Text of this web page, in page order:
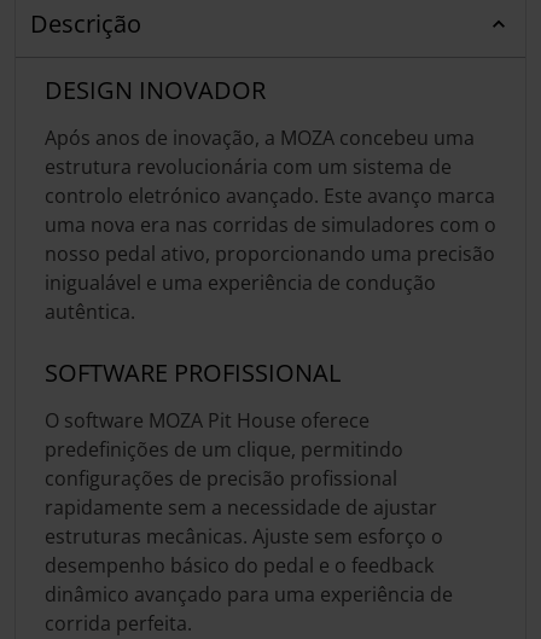
Descrição
DESIGN INOVADOR
Após anos de inovação, a MOZA concebeu uma
estrutura revolucionária com um sistema de
controlo eletrónico avançado. Este avanço marca
uma nova era nas corridas de simuladores com o
nosso pedal ativo, proporcionando uma precisão
inigualável e uma experiência de condução
autêntica.
SOFTWARE PROFISSIONAL
O software MOZA Pit House oferece
predefinições de um clique, permitindo
configurações de precisão profissional
rapidamente sem a necessidade de ajustar
estruturas mecânicas. Ajuste sem esforço o
desempenho básico do pedal e o feedback
dinâmico avançado para uma experiência de
corrida perfeita.